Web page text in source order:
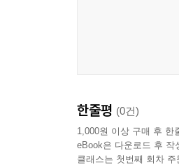
한줄평 (0건)
1,000원 이상 구매 후 한
eBook은 다운로드 후 작
클래스는 첫번째 회차